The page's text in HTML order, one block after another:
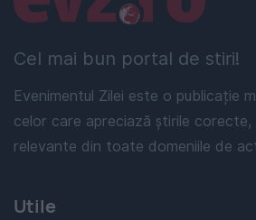
Cel mai bun portal de stiri!
Evenimentul Zilei este o publicație
celor care apreciază știrile corecte,
relevante din toate domeniile de
Utile